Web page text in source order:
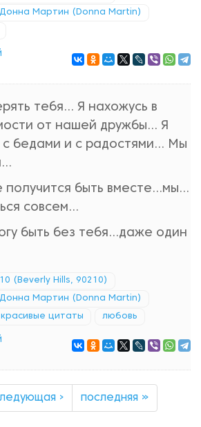
Донна Мартин (Donna Martin)
тебя… Я нахожусь в
от нашей дружбы… Я
с бедами и с радостями… Мы
получится быть вместе…мы…
совсем…
быть без тебя…даже один
(Beverly Hills, 90210)
Донна Мартин (Donna Martin)
красивые цитаты любовь
› последняя »